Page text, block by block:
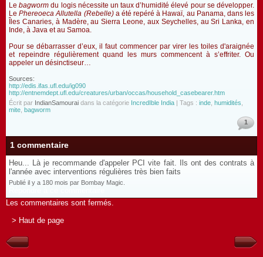
Lebagworm du logis nécessite un taux d’humidité élevé pour se développer.
LePhereoeca Allutella (Rebelle)a été repéré à Hawaï, au Panama, dans les
Îles Canaries, à Madère, au Sierra Leone, aux Seychelles, au Sri Lanka, en
Inde, à Java et au Samoa.
Pour se débarrasser d’eux, il faut commencer par virer les toiles d'araignée
et repeindre régulièrement quand les murs commencent à s’effriter. Ou
appeler un désinctiseur…
Sources:
http://edis.ifas.ufl.edu/ig090
http://entnemdept.ufl.edu/creatures/urban/occas/household_casebearer.htm
Écrit par IndianSamourai dans la catégorie IncredIble India | Tags : inde humidités
mite bagworm
1
1 commentaire
Heu... Là je recommande d'appeler PCI vite fait. Ils ont des contrats à
l'année avec interventions régulières très bien faits
Publié il y a 180 mois par Bombay Magic.
Les commentaires sont fermés.
> Haut de page